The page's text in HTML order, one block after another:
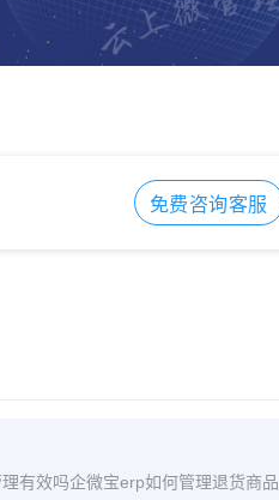
免费咨询客服
有效吗企微宝erp如何管理退货商品